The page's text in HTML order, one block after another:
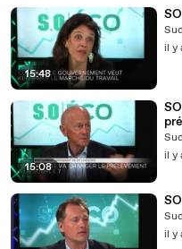
15:48
il y
15:08
SO
il y
il y